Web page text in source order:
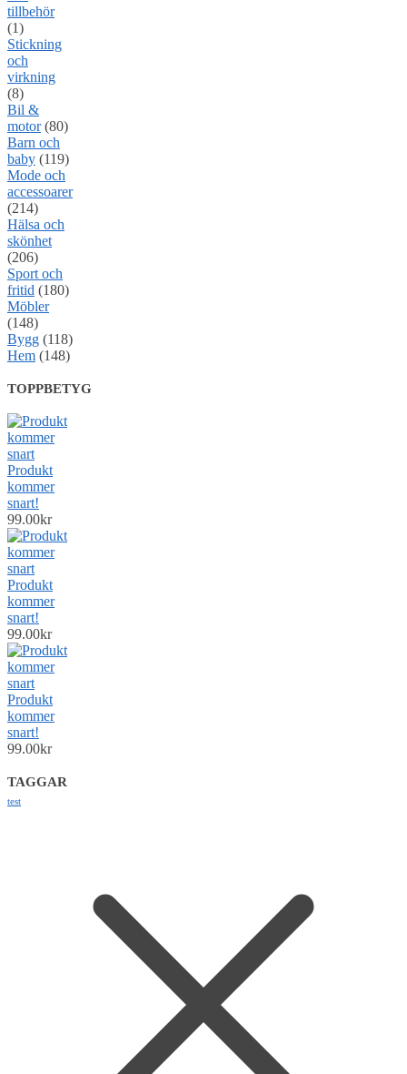
tillbehör
(1)
Stickning
och
virkning
(8)
Bil &
motor (80)
Barn och
baby (119)
Mode och
accessoarer
(214)
Hälsa och
skönhet
(206)
Sport och
fritid (180)
Möbler
(148)
Bygg (118)
Hem (148)
TOPPBETYG
Produkt
kommer
snart!
99.00kr
Produkt
kommer
snart!
99.00kr
Produkt
kommer
snart!
99.00kr
TAGGAR
test